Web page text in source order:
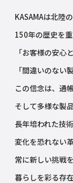
KASAMAは北陸
150年の歴史を重
「お客様の安心
「間違いのない
この信念は、通
そして多様な製
長年培われた技術
変化を恐れない
常に新しい挑戦
暮らしを彩る存